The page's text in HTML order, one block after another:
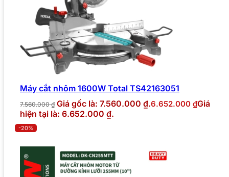
Máy cắt nhôm 1600W Total TS42163051
7.560.000₫ Giá gốc là: 7.560.000 ₫.6.652.000 ₫Giá
hiện tại là: 6.652.000 ₫.
-20%